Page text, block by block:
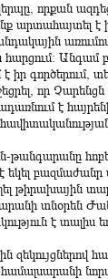
որքան
արտահայտել է
Անգամ
իր գործերում,
որ
է
թանգարանը
եկել բազմաժանր
թիրախային
տնօրեն
է տալիս
զեկույցներով